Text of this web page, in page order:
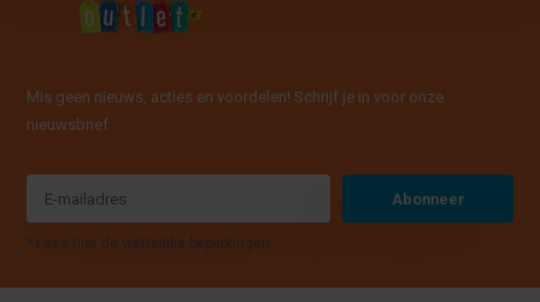
Mis geen nieuws, acties en voordelen! Schrijf je in voor onze
nieuwsbrief
Abonneer
* Lees hier de wettelijke beperkingen